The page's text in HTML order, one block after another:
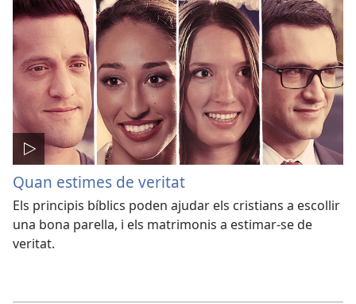
Quan estimes de veritat
Els principis bíblics poden ajudar els cristians a escollir
una bona parella, i els matrimonis a estimar-se de
veritat.